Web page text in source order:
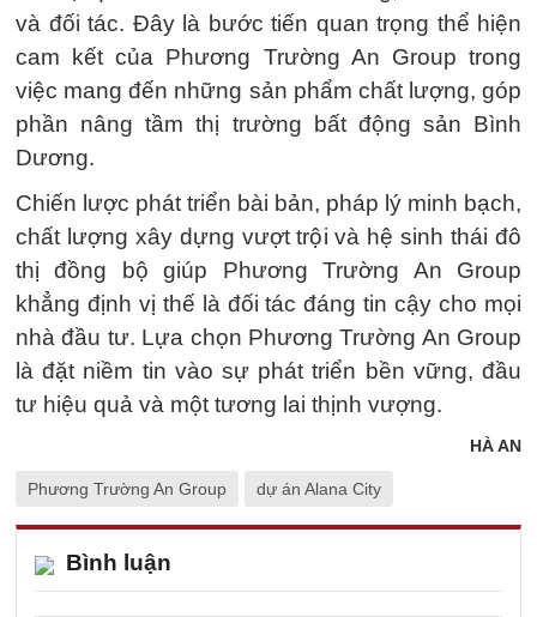
và đối tác. Đây là bước tiến quan trọng thể hiện
cam kết của Phương Trường An Group trong
việc mang đến những sản phẩm chất lượng, góp
phần nâng tầm thị trường bất động sản Bình
Dương.
Chiến lược phát triển bài bản, pháp lý minh bạch,
chất lượng xây dựng vượt trội và hệ sinh thái đô
thị đồng bộ giúp Phương Trường An Group
khẳng định vị thế là đối tác đáng tin cậy cho mọi
nhà đầu tư. Lựa chọn Phương Trường An Group
là đặt niềm tin vào sự phát triển bền vững, đầu
tư hiệu quả và một tương lai thịnh vượng.
HÀ AN
Phương Trường An Group dự án Alana City
Bình luận